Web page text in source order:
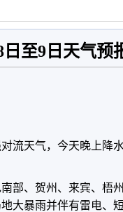
至9日天气预
流天气，今天晚上降
部、贺州、来宾、梧
大暴雨并伴有雷电、